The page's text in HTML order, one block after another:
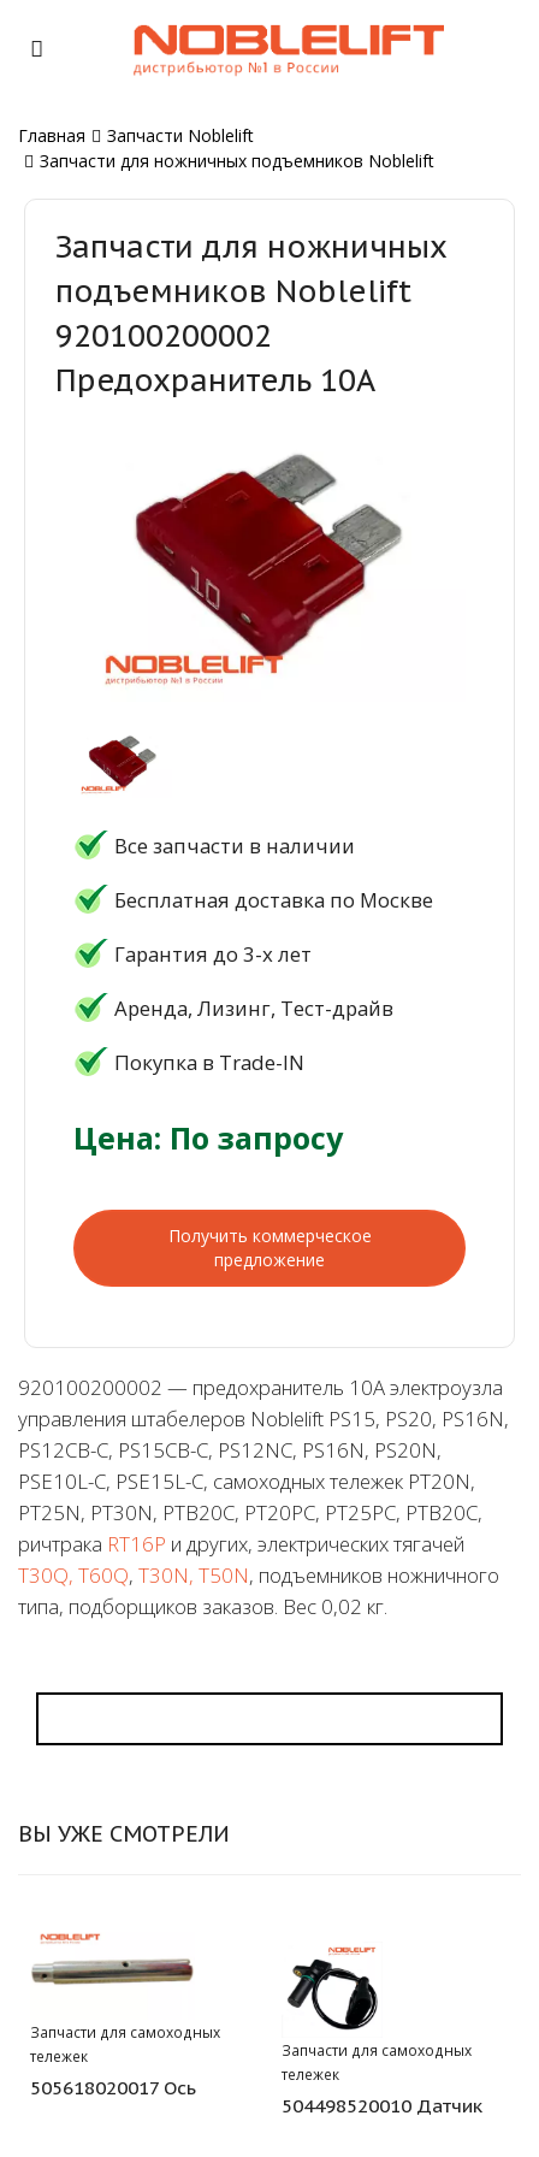
Главная
Запчасти Noblelift
Запчасти для ножничных подъемников Noblelift
Запчасти для ножничных
подъемников Noblelift
920100200002
Предохранитель 10A
Все запчасти в наличии
Бесплатная доставка по Москве
Гарантия до 3-х лет
Аренда, Лизинг, Тест-драйв
Покупка в Trade-IN
Цена: По запросу
Получить коммерческое
предложение
920100200002 — предохранитель 10А электроузла
управления штабелеров Noblelift PS15, PS20, PS16N,
PS12CB-C, PS15CB-C, PS12NC, PS16N, PS20N,
PSE10L-C, PSE15L-C, самоходных тележек PT20N,
PT25N, PT30N, PTB20C, PT20PC, PT25PC, PTB20C,
ричтрака RT16P и других, электрических тягачей
T30Q, T60Q, T30N, T50N, подъемников ножничного
типа, подборщиков заказов. Вес 0,02 кг.
ВЫ УЖЕ СМОТРЕЛИ
Запчасти для самоходных
тележек
505618020017 Ось
Запчасти для самоходных
тележек
504498520010 Датчик